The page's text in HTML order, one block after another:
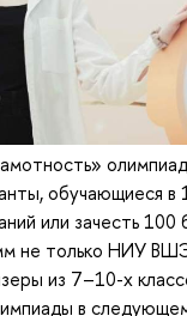
обучающиеся в
или зачесть 100
не только НИУ
из 7–10-х
в